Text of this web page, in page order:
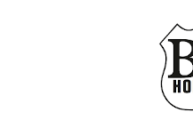
Zum Hauptinhalt springen